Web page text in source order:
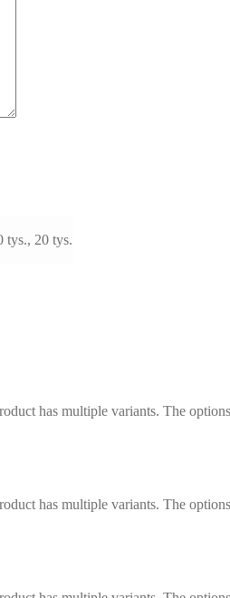
tys., 20 tys.
has multiple variants. The
has multiple variants. The